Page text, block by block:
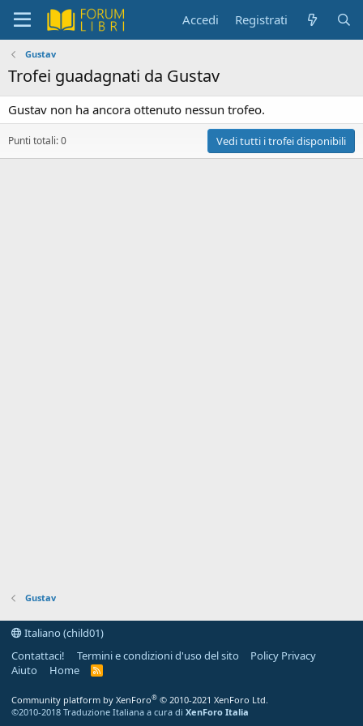
Accedi Registrati
Gustav
Trofei guadagnati da Gustav
Gustav non ha ancora ottenuto nessun trofeo.
Punti totali: 0 Vedi tutti i trofei disponibili
Gustav
Italiano (child01)
Contattaci!
Termini e condizioni d'uso del sito
Policy Privacy
Aiuto
Home
R
Community platform by XenForo® © 2010-2021 XenForo Ltd.
©2010-2018 Traduzione Italiana a cura di XenForo Italia